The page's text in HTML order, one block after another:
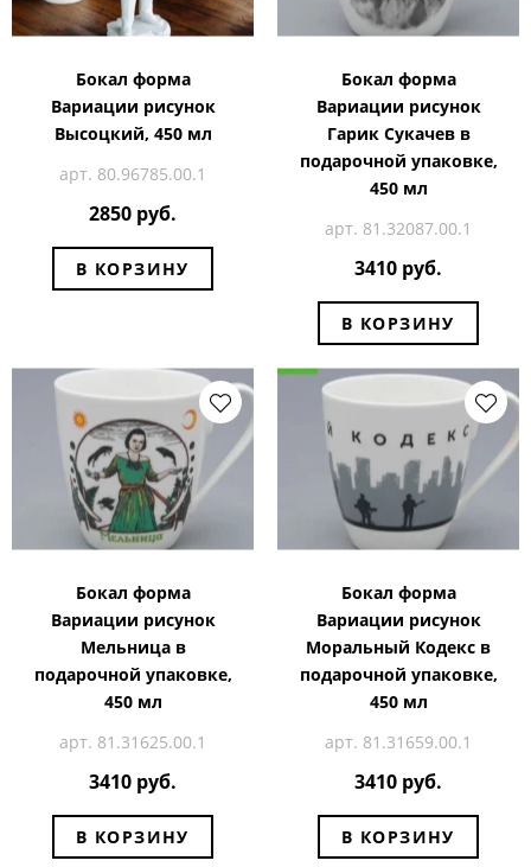
Бокал форма
Вариации рисунок
Высоцкий, 450 мл
арт. 80.96785.00.1
2850 руб.
В КОРЗИНУ
Бокал форма
Вариации рисунок
Гарик Сукачев в
подарочной упаковке,
450 мл
арт. 81.32087.00.1
3410 руб.
В КОРЗИНУ
Бокал форма
Вариации рисунок
Мельница в
подарочной упаковке,
450 мл
арт. 81.31625.00.1
3410 руб.
В КОРЗИНУ
Бокал форма
Вариации рисунок
Моральный Кодекс в
подарочной упаковке,
450 мл
арт. 81.31659.00.1
3410 руб.
В КОРЗИНУ